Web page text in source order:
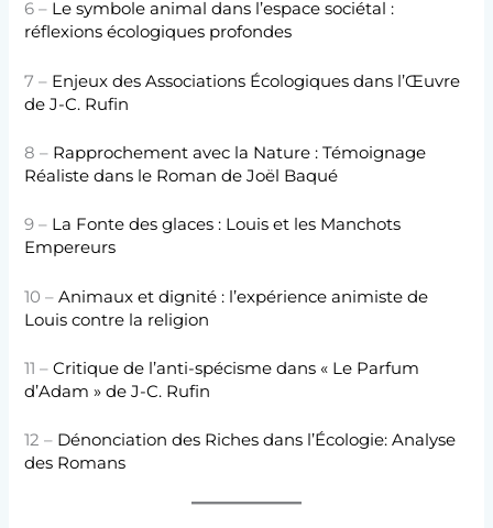
6 – Le symbole animal dans l’espace sociétal :
réflexions écologiques profondes
7 – Enjeux des Associations Écologiques dans l’Œuvre
de J-C. Rufin
8 – Rapprochement avec la Nature : Témoignage
Réaliste dans le Roman de Joël Baqué
9 – La Fonte des glaces : Louis et les Manchots
Empereurs
10 –Animaux et dignité : l’expérience animiste de
Louis contre la religion
11 –Critique de l’anti-spécisme dans « Le Parfum
d’Adam » de J-C. Rufin
12 – Dénonciation des Riches dans l’Écologie: Analyse
des Romans